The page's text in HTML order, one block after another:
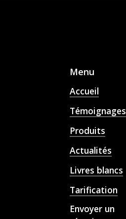
Menu
Accueil
Témoignages
Produits
Actualités
Livres blancs
Tarification
Envoyer un